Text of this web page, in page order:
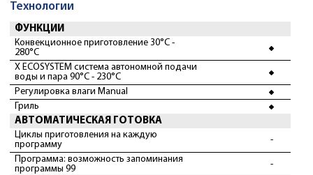
Технологии
ФУНКЦИИ
Конвекционное приготовление 30°С -
280°С
X ECOSYSTEM система автономной подачи
воды и пара 90°С - 230°С
Регулировка влаги Manual
Гриль
АВТОМАТИЧЕСКАЯ ГОТОВКА
Циклы приготовления на каждую
программу
-
Программа: возможность запоминания
программы 99
-